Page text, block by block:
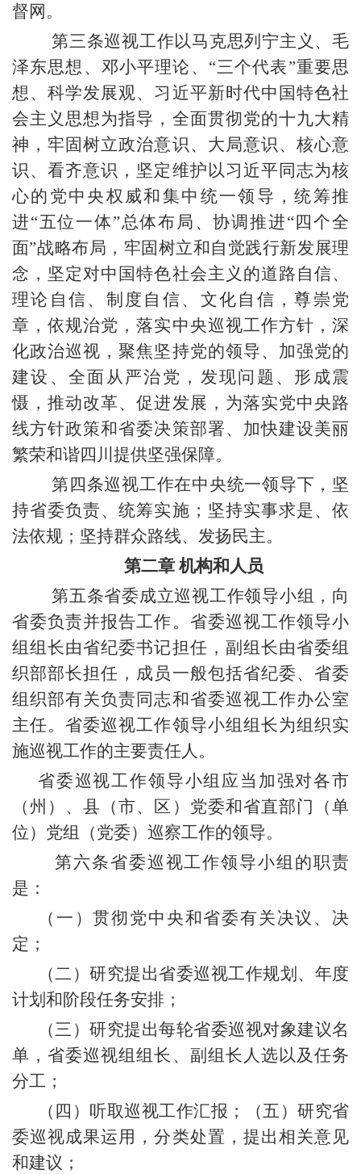
督网。
第三条巡视工作以马克思列宁主义、毛
泽东思想、邓小平理论、“三个代表”重要思
想、科学发展观、习近平新时代中国特色社
会主义思想为指导，全面贯彻党的十九大精
神，牢固树立政治意识、大局意识、核心意
识、看齐意识，坚定维护以习近平同志为核
心的党中央权威和集中统一领导，统筹推
进“五位一体”总体布局、协调推进“四个全
面”战略布局，牢固树立和自觉践行新发展理
念，坚定对中国特色社会主义的道路自信、
理论自信、制度自信、文化自信，尊崇党
章，依规治党，落实中央巡视工作方针，深
化政治巡视，聚焦坚持党的领导、加强党的
建设、全面从严治党，发现问题、形成震
慑，推动改革、促进发展，为落实党中央路
线方针政策和省委决策部署、加快建设美丽
繁荣和谐四川提供坚强保障。
第四条巡视工作在中央统一领导下，坚
持省委负责、统筹实施；坚持实事求是、依
法依规；坚持群众路线、发扬民主。
第二章 机构和人员
第五条省委成立巡视工作领导小组，向
省委负责并报告工作。省委巡视工作领导小
组组长由省纪委书记担任，副组长由省委组
织部部长担任，成员一般包括省纪委、省委
组织部有关负责同志和省委巡视工作办公室
主任。省委巡视工作领导小组组长为组织实
施巡视工作的主要责任人。
省委巡视工作领导小组应当加强对各市
（州）、县（市、区）党委和省直部门（单
位）党组（党委）巡察工作的领导。
第六条省委巡视工作领导小组的职责
是：
（一）贯彻党中央和省委有关决议、决
定；
（二）研究提出省委巡视工作规划、年度
计划和阶段任务安排；
（三）研究提出每轮省委巡视对象建议名
单，省委巡视组组长、副组长人选以及任务
分工；
（四）听取巡视工作汇报；（五）研究省
委巡视成果运用，分类处置，提出相关意见
和建议；